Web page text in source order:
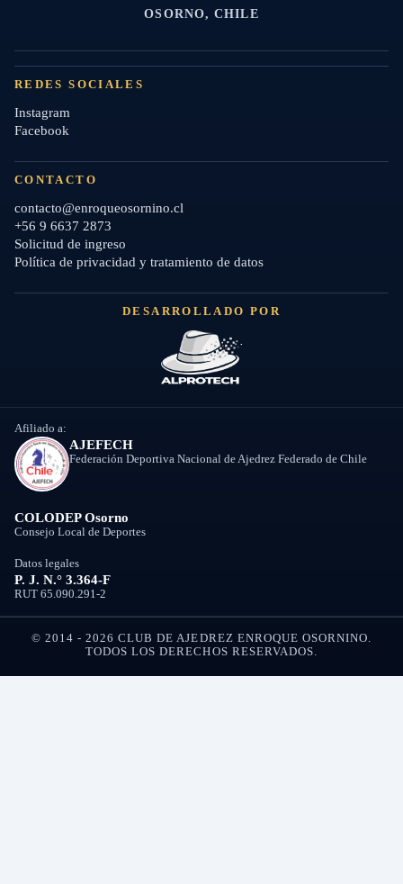
OSORNO, CHILE
REDES SOCIALES
Instagram
Facebook
CONTACTO
contacto@enroqueosornino.cl
+56 9 6637 2873
Solicitud de ingreso
Política de privacidad y tratamiento de datos
DESARROLLADO POR
Afiliado a:
AJEFECH
Federación Deportiva Nacional de Ajedrez Federado de Chile
COLODEP Osorno
Consejo Local de Deportes
Datos legales
P. J. N.° 3.364-F
RUT 65.090.291-2
© 2014 - 2026 CLUB DE AJEDREZ ENROQUE OSORNINO.
TODOS LOS DERECHOS RESERVADOS.